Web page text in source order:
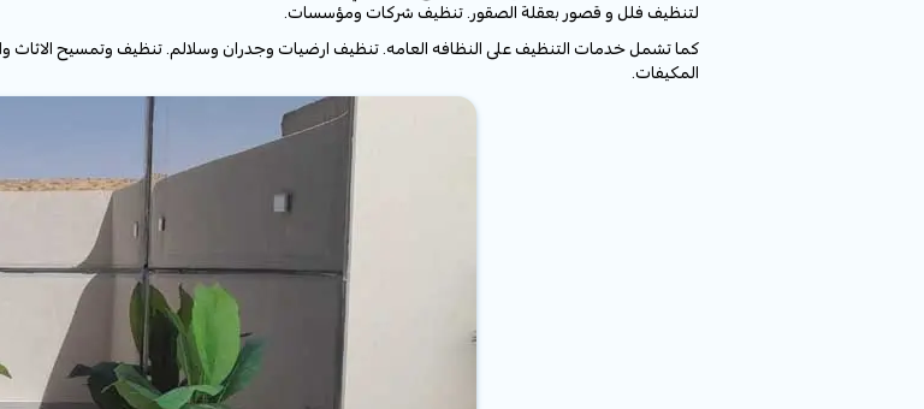
لتنظيف فلل و قصور بعقلة الصقور. تنظيف شركات ومؤسسات.
كما تشمل خدمات التنظيف على النظافه العامه. تنظيف ارضيات وجدران وسلالم. تنظيف وتمسيح الاثاث
المكيفات.